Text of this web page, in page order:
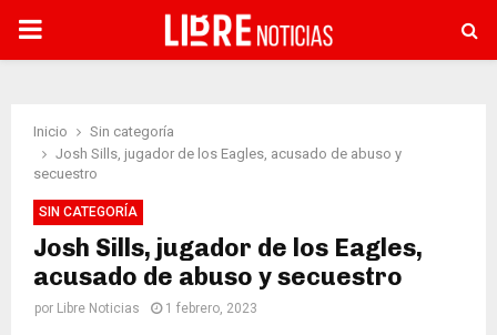
PRIMARY
Inicio
Sin categoría
Josh Sills, jugador de los Eagles, acusado de abuso y
secuestro
SIN CATEGORÍA
Josh Sills, jugador de los Eagles,
acusado de abuso y secuestro
por Libre Noticias 1 febrero, 2023